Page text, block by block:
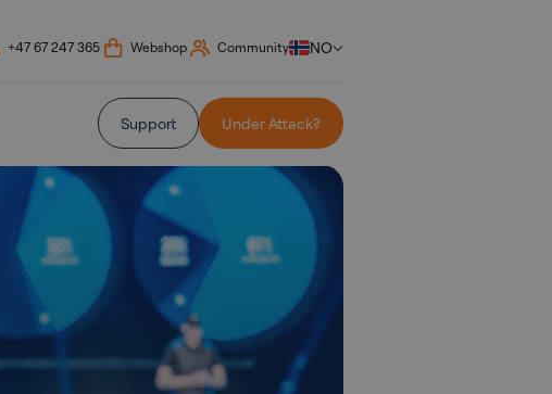
+47 67 247 365 Webshop Community NO
Support Under Attack?